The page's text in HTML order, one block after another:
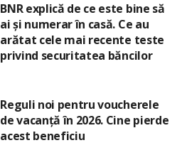
BNR explică de ce este bine să
ai și numerar în casă. Ce au
arătat cele mai recente teste
privind securitatea băncilor
Reguli noi pentru voucherele
de vacanță în 2026. Cine pierde
acest beneficiu